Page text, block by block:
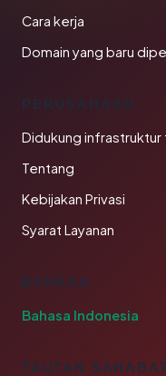
Cara kerja
Domain yang baru
PERUSAHAAN
Didukung
Tentang
Kebijakan Privasi
Syarat Layanan
BAHASA
Bahasa Indonesia
TAUTAN